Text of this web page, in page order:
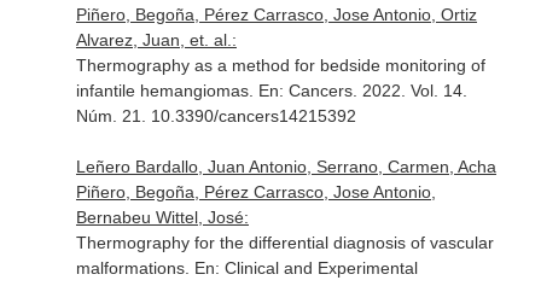
Piñero, Begoña, Pérez Carrasco, Jose Antonio, Ortiz
Alvarez, Juan, et. al.:
Thermography as a method for bedside monitoring of
infantile hemangiomas. En: Cancers. 2022. Vol. 14.
Núm. 21. 10.3390/cancers14215392
Leñero Bardallo, Juan Antonio, Serrano, Carmen, Acha
Piñero, Begoña, Pérez Carrasco, Jose Antonio,
Bernabeu Wittel, José:
Thermography for the differential diagnosis of vascular
malformations. En: Clinical and Experimental